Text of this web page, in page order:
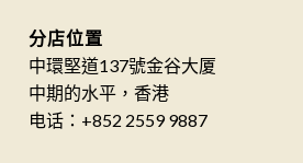
分店位置
中環堅道137號金谷大厦
中期的水平，香港
电话：+852 2559 9887